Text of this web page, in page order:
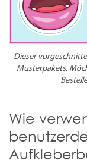
Dieser
Musterpakets.
Wie